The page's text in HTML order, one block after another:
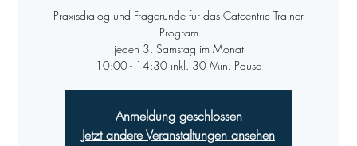
Praxisdialog und Fragerunde für das Catcentric Trainer
Program
jeden 3. Samstag im Monat
10:00 - 14:30 inkl. 30 Min. Pause
Anmeldung geschlossen
Jetzt andere Veranstaltungen ansehen